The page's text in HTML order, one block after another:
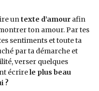
untexte d’amour afin
ton amour. Par tes
sentiments et toute ta
par ta démarche et
verser quelques
écrirele plus beau
?